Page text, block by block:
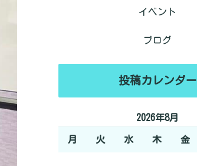
イベント
ブログ
投稿カレンダー
2026年8月
月 火 水 木 金